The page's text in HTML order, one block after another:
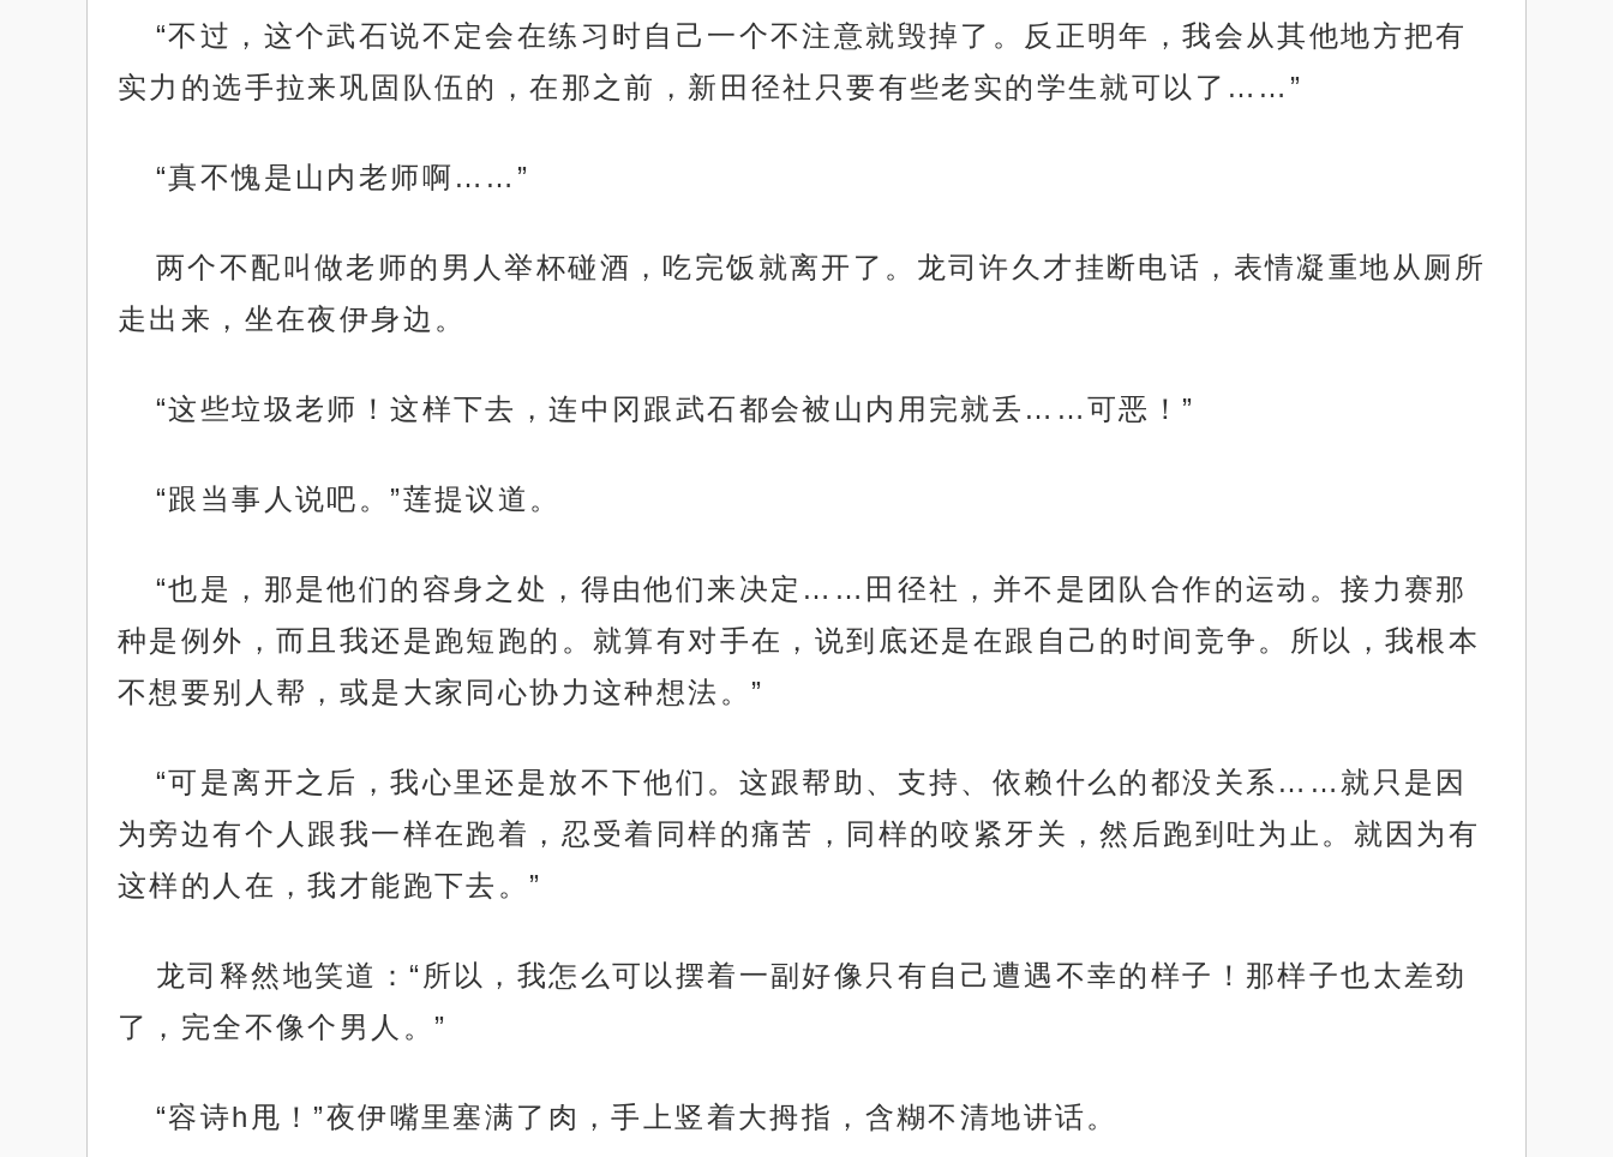
“不过，这个武石说不定会在练习时自己一个不注意就毁掉了。反正明年，我会从其他地方把有
实力的选手拉来巩固队伍的，在那之前，新田径社只要有些老实的学生就可以了……”
“真不愧是山内老师啊……”
两个不配叫做老师的男人举杯碰酒，吃完饭就离开了。龙司许久才挂断电话，表情凝重地从厕所
走出来，坐在夜伊身边。
“这些垃圾老师！这样下去，连中冈跟武石都会被山内用完就丢……可恶！”
“跟当事人说吧。”莲提议道。
“也是，那是他们的容身之处，得由他们来决定……田径社，并不是团队合作的运动。接力赛那
种是例外，而且我还是跑短跑的。就算有对手在，说到底还是在跟自己的时间竞争。所以，我根本
不想要别人帮，或是大家同心协力这种想法。”
“可是离开之后，我心里还是放不下他们。这跟帮助、支持、依赖什么的都没关系……就只是因
为旁边有个人跟我一样在跑着，忍受着同样的痛苦，同样的咬紧牙关，然后跑到吐为止。就因为有
这样的人在，我才能跑下去。”
龙司释然地笑道：“所以，我怎么可以摆着一副好像只有自己遭遇不幸的样子！那样子也太差劲
了，完全不像个男人。”
“容诗h甩！”夜伊嘴里塞满了肉，手上竖着大拇指，含糊不清地讲话。